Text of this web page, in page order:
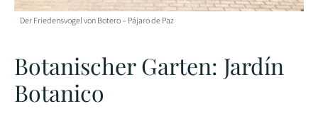
Der Friedensvogel von Botero – Pájaro de Paz
Botanischer Garten: Jardín
Botanico